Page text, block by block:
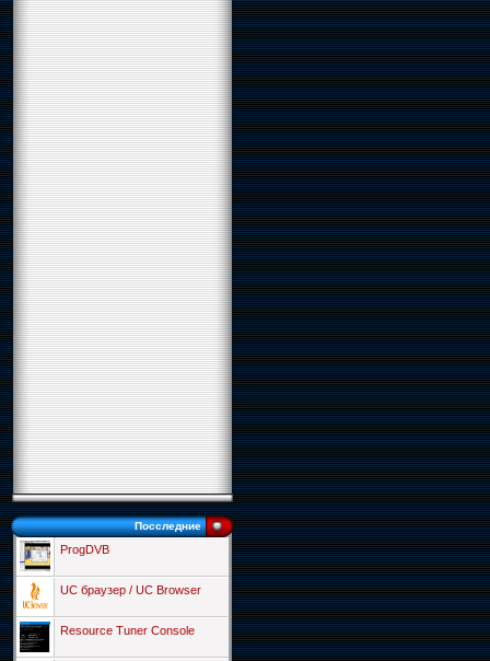
Посследние
ProgDVB
UC браузер / UC Browser
Resource Tuner Console